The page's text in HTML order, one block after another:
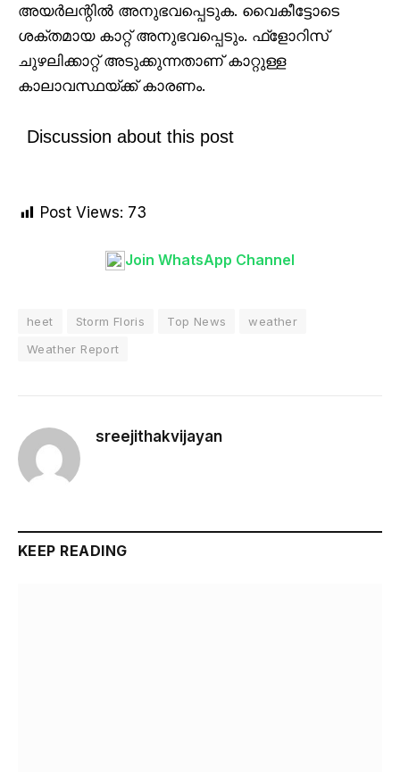
അയർലന്റിൽ അനുഭവപ്പെടുക. വൈകീട്ടോടെ
ശക്തമായ കാറ്റ് അനുഭവപ്പെടും. ഫ്‌ളോറിസ്
ചുഴലിക്കാറ്റ് അടുക്കുന്നതാണ് കാറ്റുള്ള
കാലാവസ്ഥയ്ക്ക് കാരണം.
Discussion about this post
Post Views: 73
Join WhatsApp Channel
heet Storm Floris Top News
weather
Weather Report
sreejithakvijayan
KEEP READING